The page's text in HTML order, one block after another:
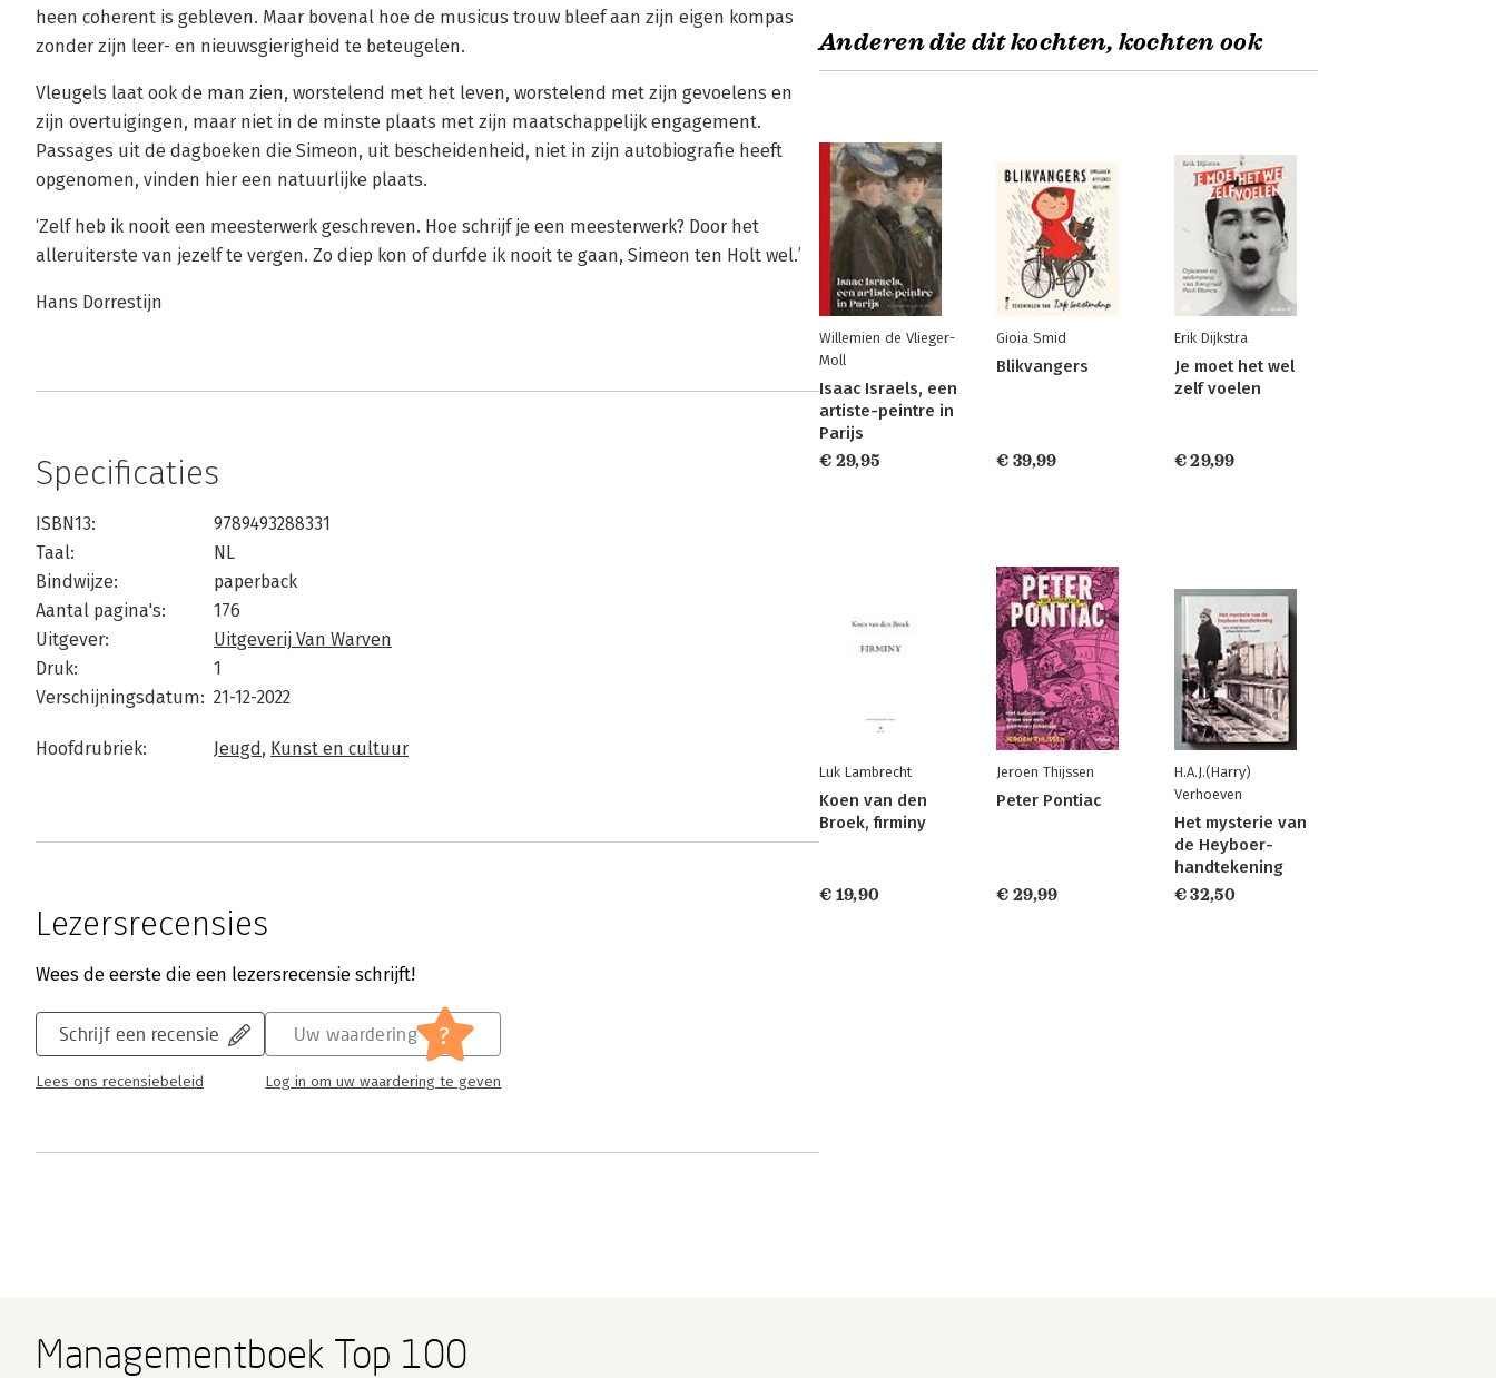
heen coherent is gebleven. Maar bovenal hoe de musicus trouw bleef aan zijn eigen kompas
zonder zijn leer- en nieuwsgierigheid te beteugelen.
Vleugels laat ook de man zien, worstelend met het leven, worstelend met zijn gevoelens en
zijn overtuigingen, maar niet in de minste plaats met zijn maatschappelijk engagement.
Passages uit de dagboeken die Simeon, uit bescheidenheid, niet in zijn autobiografie heeft
opgenomen, vinden hier een natuurlijke plaats.
‘Zelf heb ik nooit een meesterwerk geschreven. Hoe schrijf je een meesterwerk? Door het
alleruiterste van jezelf te vergen. Zo diep kon of durfde ik nooit te gaan, Simeon ten Holt wel.’
Hans Dorrestijn
Specificaties
ISBN13:
9789493288331
Taal:
NL
Bindwijze:
paperback
Aantal pagina's:
176
Uitgever:
Uitgeverij Van Warven
Druk:
1
Verschijningsdatum: 21-12-2022
Hoofdrubriek: Jeugd, Kunst en cultuur
Lezersrecensies
Wees de eerste die een lezersrecensie schrijft!
Schrijf een recensie
Lees ons recensiebeleid
Uw waardering ?
Log in om uw waardering te geven
Anderen die dit kochten, kochten ook
Willemien de Vlieger-
Moll
Isaac Israels, een
artiste-peintre in
Parijs
€ 29,95
Gioia Smid
Blikvangers
€ 39,99
Erik Dijkstra
Je moet het wel
zelf voelen
€ 29,99
Luk Lambrecht
Koen van den
Broek, firminy
€ 19,90
Jeroen Thijssen
Peter Pontiac
€ 29,99
H.A.J.(Harry)
Verhoeven
Het mysterie van
de Heyboer-
handtekening
€ 32,50
Managementboek Top 100